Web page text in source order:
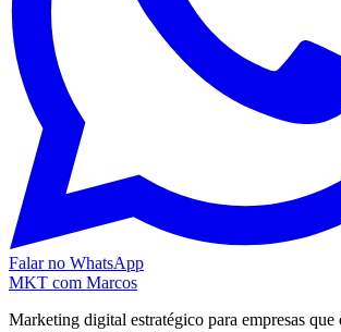
Falar no WhatsApp
MKT com Marcos
Marketing digital estratégico para empresas que